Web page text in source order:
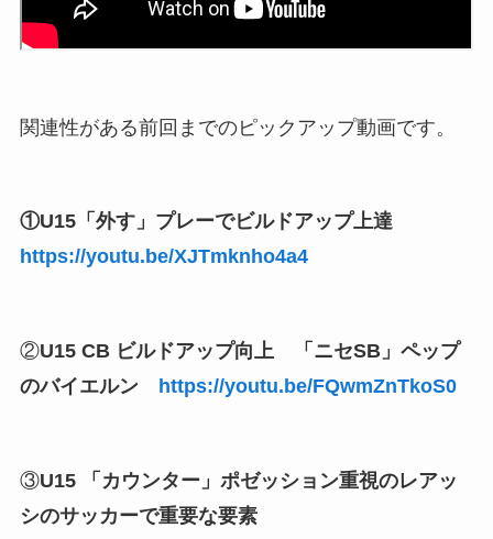
関連性がある前回までのピックアップ動画です。
①U15「外す」プレーでビルドアップ上達
https://youtu.be/XJTmknho4a4
②U15 CB ビルドアップ向上 「ニセSB」ペップ
のバイエルン
https://youtu.be/FQwmZnTkoS0
③U15 「カウンター」ポゼッション重視のレアッ
シのサッカーで重要な要素